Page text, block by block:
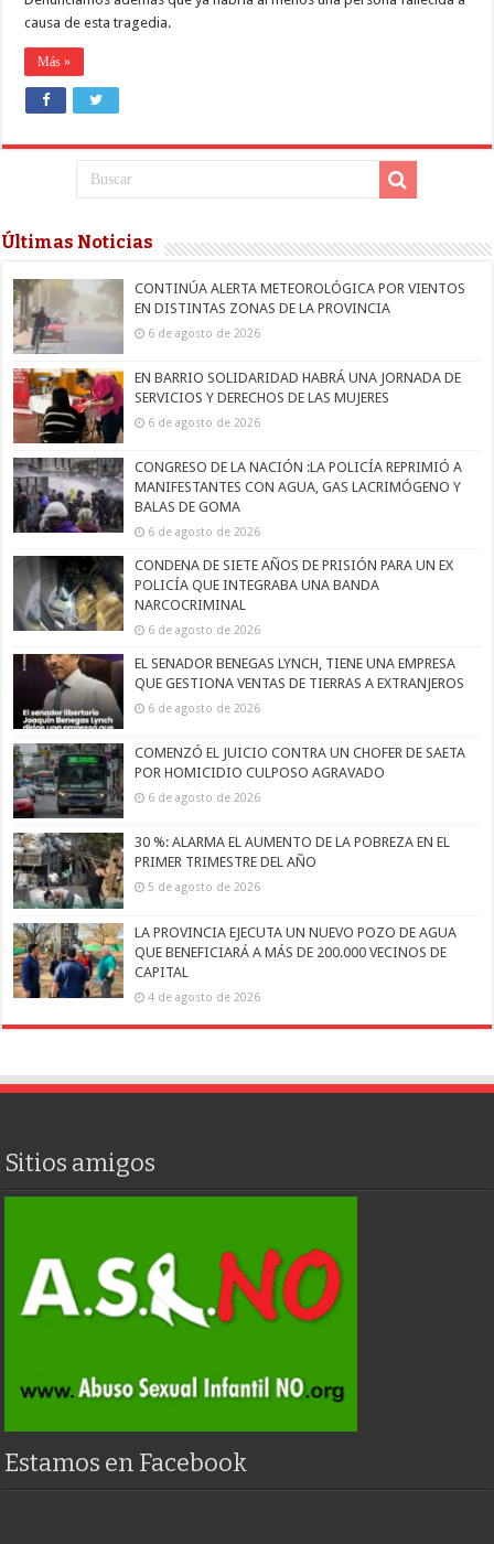
causa de esta tragedia.
Más »
Últimas Noticias
CONTINÚA ALERTA METEOROLÓGICA POR VIENTOS
EN DISTINTAS ZONAS DE LA PROVINCIA
6 de agosto de 2026
EN BARRIO SOLIDARIDAD HABRÁ UNA JORNADA DE
SERVICIOS Y DERECHOS DE LAS MUJERES
6 de agosto de 2026
CONGRESO DE LA NACIÓN :LA POLICÍA REPRIMIÓ A
MANIFESTANTES CON AGUA, GAS LACRIMÓGENO Y
BALAS DE GOMA
6 de agosto de 2026
CONDENA DE SIETE AÑOS DE PRISIÓN PARA UN EX
POLICÍA QUE INTEGRABA UNA BANDA
NARCOCRIMINAL
6 de agosto de 2026
EL SENADOR BENEGAS LYNCH, TIENE UNA EMPRESA
QUE GESTIONA VENTAS DE TIERRAS A EXTRANJEROS
6 de agosto de 2026
COMENZÓ EL JUICIO CONTRA UN CHOFER DE SAETA
POR HOMICIDIO CULPOSO AGRAVADO
6 de agosto de 2026
30 %: ALARMA EL AUMENTO DE LA POBREZA EN EL
PRIMER TRIMESTRE DEL AÑO
5 de agosto de 2026
LA PROVINCIA EJECUTA UN NUEVO POZO DE AGUA
QUE BENEFICIARÁ A MÁS DE 200.000 VECINOS DE
CAPITAL
4 de agosto de 2026
Sitios amigos
Estamos en Facebook